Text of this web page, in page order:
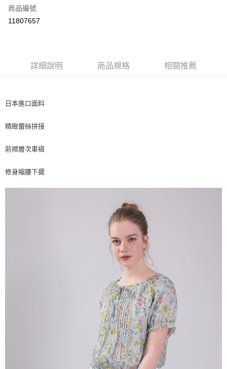
LINE Pay
付款後7-11取貨
每筆NT$80，滿NT$2,500(含以上)免運費
商品編號
11807657
詳細說明 商品規格 相關推薦
日本進口面料
精緻蕾絲拼接
前襟層次車褶
修身縮腰下擺